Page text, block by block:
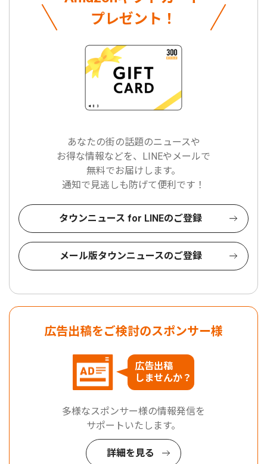
プレゼント！
あなたの街の話題のニュースや
お得な情報などを、LINEやメールで
無料でお届けします。
通知で見逃しも防げて便利です！
タウンニュース for LINEのご登録
メール版タウンニュースのご登録
広告出稿をご検討のスポンサー様
広告出稿
しませんか？
多様なスポンサー様の情報発信を
サポートいたします。
詳細を見る